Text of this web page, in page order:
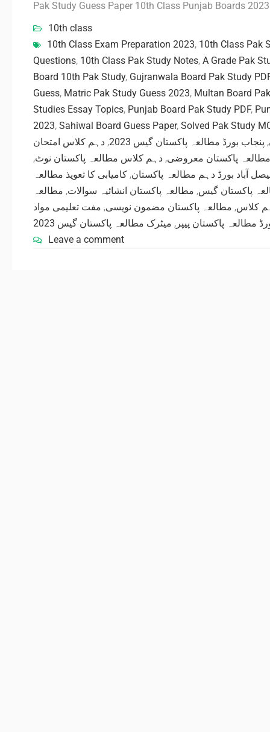
Pak Study Guess Paper 10th Class Punjab Boards
10th class
10th Class Exam Preparation 2023, 10th Class Pak
Questions, 10th Class Pak Study Notes, A Grade Pak
Board 10th Pak Study, Gujranwala Board Pak Study
Guess, Matric Pak Study Guess 2023, Multan Board
Studies Essay Topics, Punjab Board Pak Study PDF,
2023, Sahiwal Board Guess Paper, Solved Pak Study
, پنجاب بورڈ مطالعہ پاکستان گیس 2023 , دہم کلاس امتحان
پاکستان معروضی, دہم کلاس مطالعہ پاکستان نوٹ,
آباد بورڈ دہم مطالعہ پاکستان, کامیابی کا تعویذ مطالعہ
پاکستان گیس, مطالعہ پاکستان انشائیہ سوالات, مطالعہ
کلاس, مطالعہ پاکستان مضمون نویسی, مفت تعلیمی مواد
مطالعہ پاکستان پیپر , میٹرک مطالعہ پاکستان گیس 2023
Leave a comment